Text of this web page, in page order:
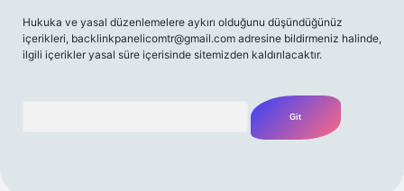
Hukuka ve yasal düzenlemelere aykırı olduğunu düşündüğünüz
içerikleri, backlinkpanelicomtr@gmail.com adresine bildirmeniz halinde,
ilgili içerikler yasal süre içerisinde sitemizden kaldırılacaktır.